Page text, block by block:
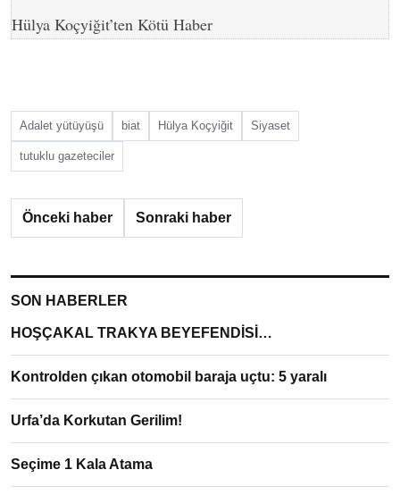
Hülya Koçyiğit’ten Kötü Haber
Adalet yütüyüşü biat Hülya Koçyiğit Siyaset
tutuklu gazeteciler
Önceki haber Sonraki haber
SON HABERLER
HOŞÇAKAL TRAKYA BEYEFENDİSİ…
Kontrolden çıkan otomobil baraja uçtu: 5 yaralı
Urfa’da Korkutan Gerilim!
Seçime 1 Kala Atama